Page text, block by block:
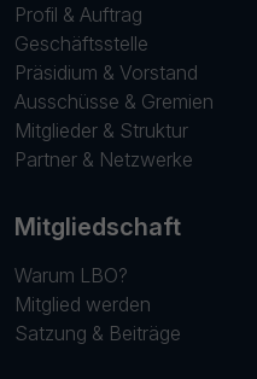
Profil & Auftrag
Geschäftsstelle
Präsidium & Vorstand
Ausschüsse & Gremien
Mitglieder & Struktur
Partner & Netzwerke
Mitgliedschaft
Warum LBO?
Mitglied werden
Satzung & Beiträge